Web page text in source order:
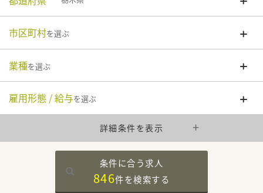
市区町村を選ぶ
業種を選ぶ
雇用形態 / 給与を選ぶ
詳細条件を表示
条件に合う求人
846件を検索する